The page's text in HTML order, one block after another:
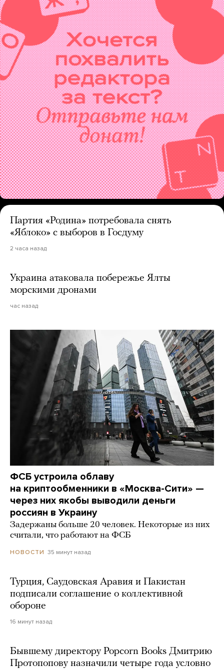
Партия «Родина» потребовала снять
«Яблоко» с выборов в Госдуму
2 часа назад
Украина атаковала побережье Ялты
морскими дронами
час назад
ФСБ устроила облаву
на криптообменники в «Москва-Сити» —
через них якобы выводили деньги
россиян в Украину
Задержаны больше 20 человек. Некоторые из них
считали, что работают на ФСБ
НОВОСТИ 35 минут назад
Турция, Саудовская Аравия и Пакистан
подписали соглашение о коллективной
обороне
16 минут назад
Бывшему директору Popcorn Books Дмитрию
Протопопову назначили четыре года условно